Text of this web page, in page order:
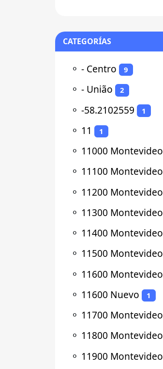
CATEGORÍAS
⚬ - Centro 9
⚬ - União 2
⚬ -58.2102559 1
⚬ 11 1
⚬ 11000 Montevideo
⚬ 11100 Montevideo
⚬ 11200 Montevideo
⚬ 11300 Montevideo
⚬ 11400 Montevideo
⚬ 11500 Montevideo
⚬ 11600 Montevideo
⚬ 11600 Nuevo 1
⚬ 11700 Montevideo
⚬ 11800 Montevideo
⚬ 11900 Montevideo